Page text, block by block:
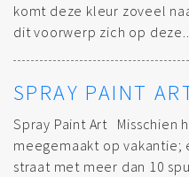
komt deze kleur zoveel
dit voorwerp zich op deze...
SPRAY PAINT
Spray Paint Art Misschien
meegemaakt op vakantie;
straat met meer dan 10